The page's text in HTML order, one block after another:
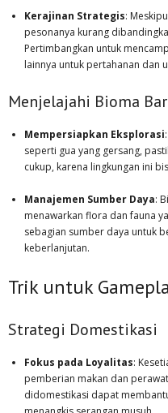
Kerajinan Strategis:
pesonanya kurang
Pertimbangkan untuk
lainnya untuk pertahanan dan
Menjelajahi Bioma
Mempersiapkan Eksplorasi
seperti gua yang gersang,
cukup, karena lingkungan ini
Manajemen Sumber Daya:
menawarkan flora dan fauna
sebagian sumber daya untuk
keberlanjutan.
Trik untuk
Strategi Domestikasi
Fokus pada Loyalitas:
pemberian makan dan
didomestikasi dapat